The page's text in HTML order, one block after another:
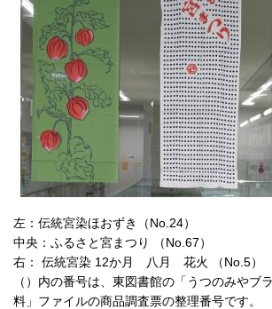
左：伝統宮染ほおずき（No.24）
中央：ふるさと宮まつり （No.67）
右： 伝統宮染 12か月 八月 花火 （No.5）
（）内の番号は、東図書館の「うつのみやブ
料」ファイルの商品調査票の整理番号です。